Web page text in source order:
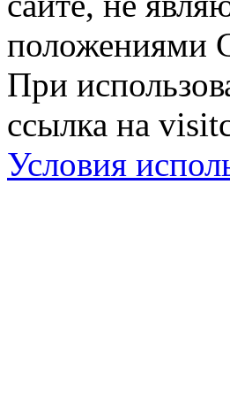
положениями
При
ссылка на
Условия